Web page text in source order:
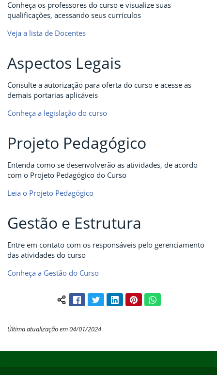
Conheça os professores do curso e visualize suas
qualificações, acessando seus currículos
Veja a lista de Docentes
Aspectos Legais
Consulte a autorização para oferta do curso e acesse as
demais portarias aplicáveis
Conheça a legislação do curso
Projeto Pedagógico
Entenda como se desenvolverão as atividades, de acordo
com o Projeto Pedagógico do Curso
Leia o Projeto Pedagógico
Gestão e Estrutura
Entre em contato com os responsáveis pelo gerenciamento
das atividades do curso
Conheça a Gestão do Curso
Compartilhar conteúdo:
FacebookTwitterLinkedInPinterestWhatsApp
Última atualização em 04/01/2024